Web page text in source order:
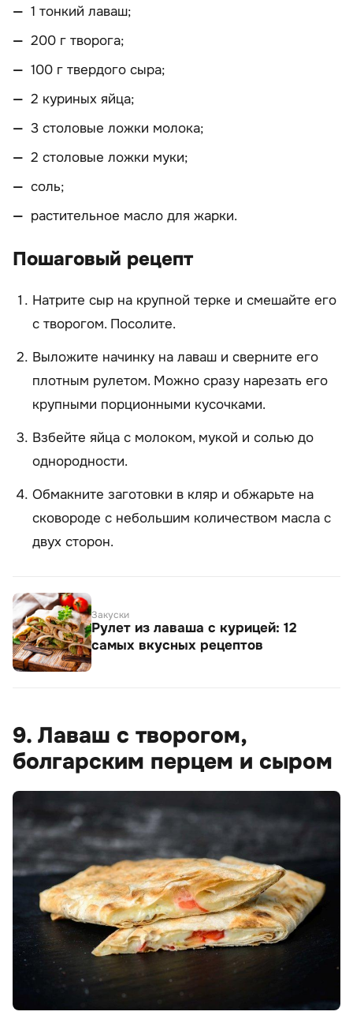
1 тонкий лаваш;
200 г творога;
100 г твердого сыра;
2 куриных яйца;
3 столовые ложки молока;
2 столовые ложки муки;
соль;
растительное масло для жарки.
Пошаговый рецепт
Натрите сыр на крупной терке и смешайте его
с творогом. Посолите.
Выложите начинку на лаваш и сверните его
плотным рулетом. Можно сразу нарезать его
крупными порционными кусочками.
Взбейте яйца с молоком, мукой и солью до
однородности.
Обмакните заготовки в кляр и обжарьте на
сковороде с небольшим количеством масла с
двух сторон.
Закуски
Рулет из лаваша с курицей: 12
самых вкусных рецептов
9. Лаваш с творогом,
болгарским перцем и сыром